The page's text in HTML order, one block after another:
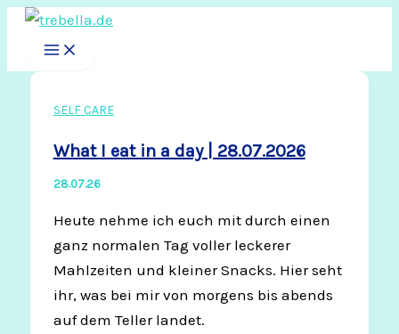
Zum
Inhalt
springen
SELF CARE
What I eat in a day | 28.07.2026
28.07.26
Heute nehme ich euch mit durch einen
ganz normalen Tag voller leckerer
Mahlzeiten und kleiner Snacks. Hier seht
ihr, was bei mir von morgens bis abends
auf dem Teller landet.